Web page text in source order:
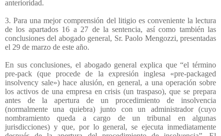
anterioridad.
3. Para una mejor comprensión del litigio es conveniente la lectura
de los apartados 16 a 27 de la sentencia, así como también las
conclusiones del abogado general, Sr. Paolo Mengozzi, presentadas
el 29 de marzo de este año.
En sus conclusiones, el abogado general explica que “el término
pre-pack (que procede de la expresión inglesa «pre-packaged
insolvency sale») hace alusión, en general, a una operación sobre
los activos de una empresa en crisis (un traspaso), que se prepara
antes de la apertura de un procedimiento de insolvencia
(normalmente una quiebra) junto con un administrador (cuyo
nombramiento queda a cargo de un tribunal en algunas
jurisdicciones) y que, por lo general, se ejecuta inmediatamente